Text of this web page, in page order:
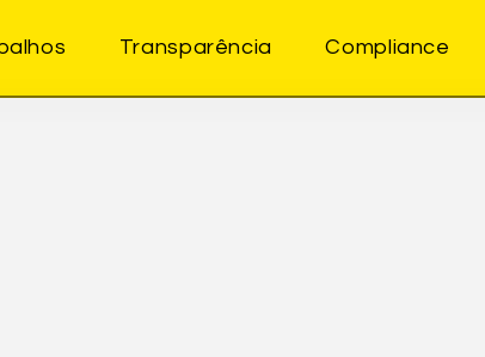
Transparência Compliance